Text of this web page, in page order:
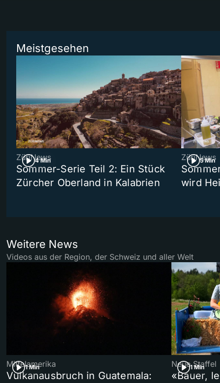
Meistgesehen
4 Min
ZüriNews
Sommer-Serie Teil 2: Ein Stück
Zürcher Oberland in Kalabrien
5 Min
ZüriNews
wird
Weitere News
Videos aus der Region, der Schweiz und aller Welt
1 Min
Mittelamerika
Vulkanausbruch in Guatemala:
1 Min
Neue Staffel
«Bauer,